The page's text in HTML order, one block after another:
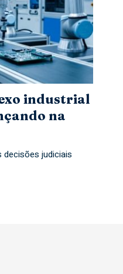
industrial
na
decisões judiciais